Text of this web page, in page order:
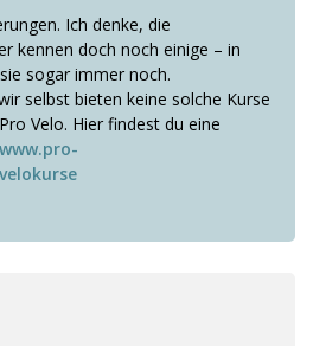
Ich denke, die
kennen doch noch einige – in
sogar immer noch.
selbst bieten keine solche Kurse
Velo. Hier findest du eine